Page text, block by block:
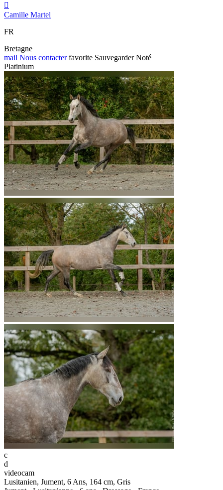

Camille Martel
FR
Bretagne
mail Nous contacter favorite Sauvegarder Noté
Platinium
c
d
videocam
Lusitanien, Jument, 6 Ans, 164 cm, Gris